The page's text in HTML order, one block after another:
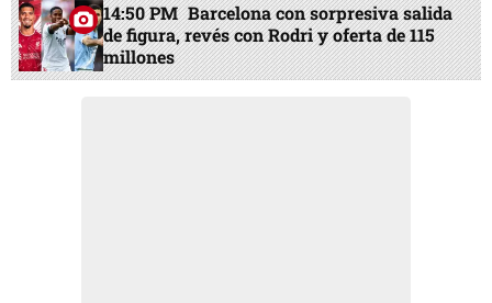
14:50 PM Barcelona con sorpresiva salida
de figura, revés con Rodri y oferta de 115
millones